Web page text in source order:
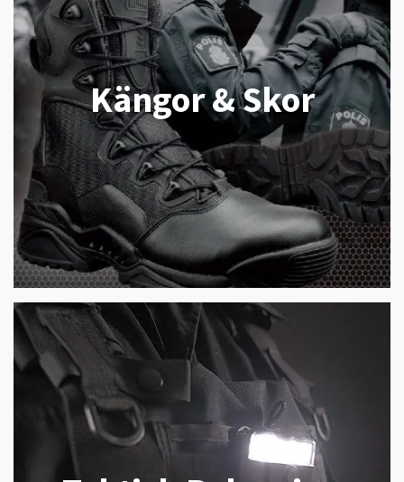
Kängor & Skor